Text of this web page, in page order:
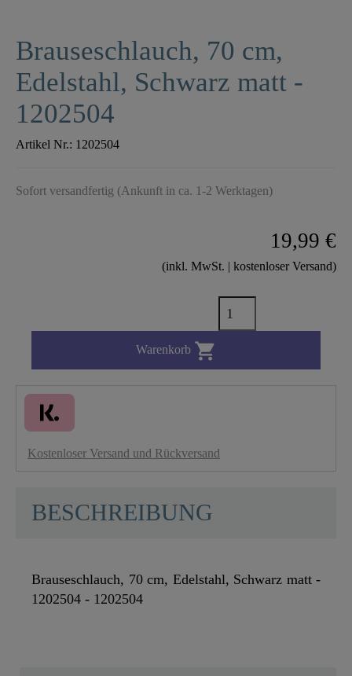
Brauseschlauch, 70 cm,
Edelstahl, Schwarz matt -
1202504
Artikel Nr.: 1202504
Sofort versandfertig (Ankunft in ca. 1-2 Werktagen)
19,99 €
(inkl. MwSt. | kostenloser Versand)
Warenkorb 
Kostenloser Versand und Rückversand
BESCHREIBUNG
Brauseschlauch, 70 cm, Edelstahl, Schwarz matt -
1202504 - 1202504